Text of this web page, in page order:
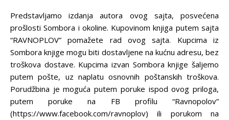
Predstavljamo izdanja autora ovog sajta, posvećena
prošlosti Sombora i okoline. Kupovinom knjiga putem sajta
“RAVNOPLOV” pomažete rad ovog sajta. Kupcima iz
Sombora knjige mogu biti dostavljene na kućnu adresu, bez
troškova dostave. Kupcima izvan Sombora knjige šaljemo
putem pošte, uz naplatu osnovnih poštanskih troškova.
Porudžbina je moguća putem poruke ispod ovog priloga,
putem poruke na FB profilu “Ravnopolov”
(https://www.facebook.com/ravnoplov) ili porukom na